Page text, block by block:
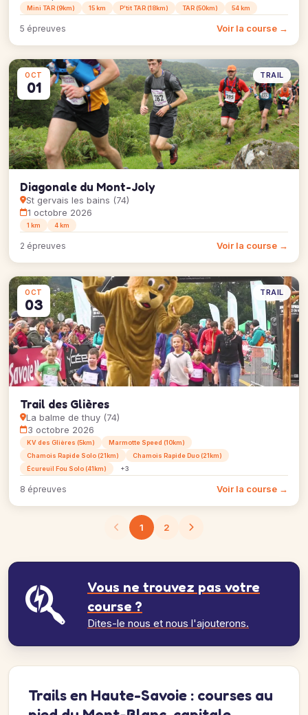
Mini TAR (9km) 15 km P’tit TAR (18km) TAR (50km) 54 km
5 épreuves Voir la course →
OCT
01
TRAIL
Diagonale du Mont-Joly
St gervais les bains (74)
1 octobre 2026
1 km 4 km
2 épreuves Voir la course →
OCT
03
TRAIL
Trail des Glières
La balme de thuy (74)
3 octobre 2026
KV des Glières (5km)
Marmotte Speed (10km)
Chamois Rapide Solo (21km)
Chamois Rapide Duo (21km)
Écureuil Fou Solo (41km)
+3
8 épreuves Voir la course →
1 2
Vous ne trouvez pas votre
course ?
Dites-le nous et nous l'ajouterons.
Trails en Haute-Savoie : courses au